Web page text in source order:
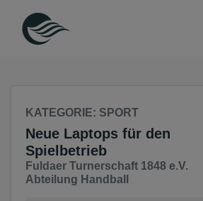
Seite
Klicken Sie, um die Navigation zu
KATEGORIE: SPORT
Neue Laptops für den
Spielbetrieb
Fuldaer Turnerschaft 1848 e.V.
Abteilung Handball